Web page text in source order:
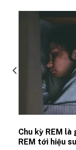
Chu kỳ REM
REM tới hiệu